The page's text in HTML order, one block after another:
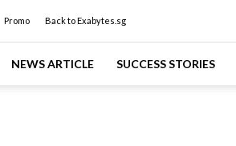
Promo Back to Exabytes.sg
NEWS ARTICLE SUCCESS STORIES